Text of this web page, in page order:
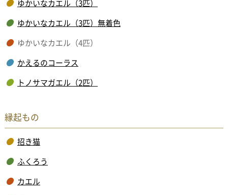
ゆかいなカエル（3匹）
ゆかいなカエル（3匹）無着色
ゆかいなカエル（4匹）
かえるのコーラス
トノサマガエル（2匹）
縁起もの
招き猫
ふくろう
カエル